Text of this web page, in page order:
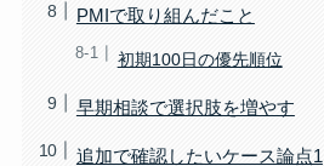
PMIで取り組んだこと
初期100日の優先順位
早期相談で選択肢を増やす
追加で確認したいケース論点1